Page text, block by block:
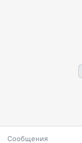
Сообщения